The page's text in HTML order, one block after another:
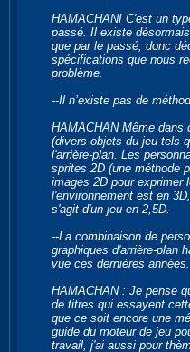
HAMACHANI C'est un
passé. Il existe
que par le passé, donc
spécifications que nous
problème.
--Il n’existe pas de
HAMACHAN Même dans
(divers objets du jeu tels
l'arrière-plan. Les
sprites 2D (une méthode
images 2D pour exprimer
l'environnement est en
s'agit d'un jeu en 2,5D.
--La ​​combinaison de
graphiques d'arrière-plan
vue ces dernières années.
HAMACHAN : Je pense
de titres qui essayent
que ce soit encore une
guide du moteur de jeu
travail, j'ai aussi pour